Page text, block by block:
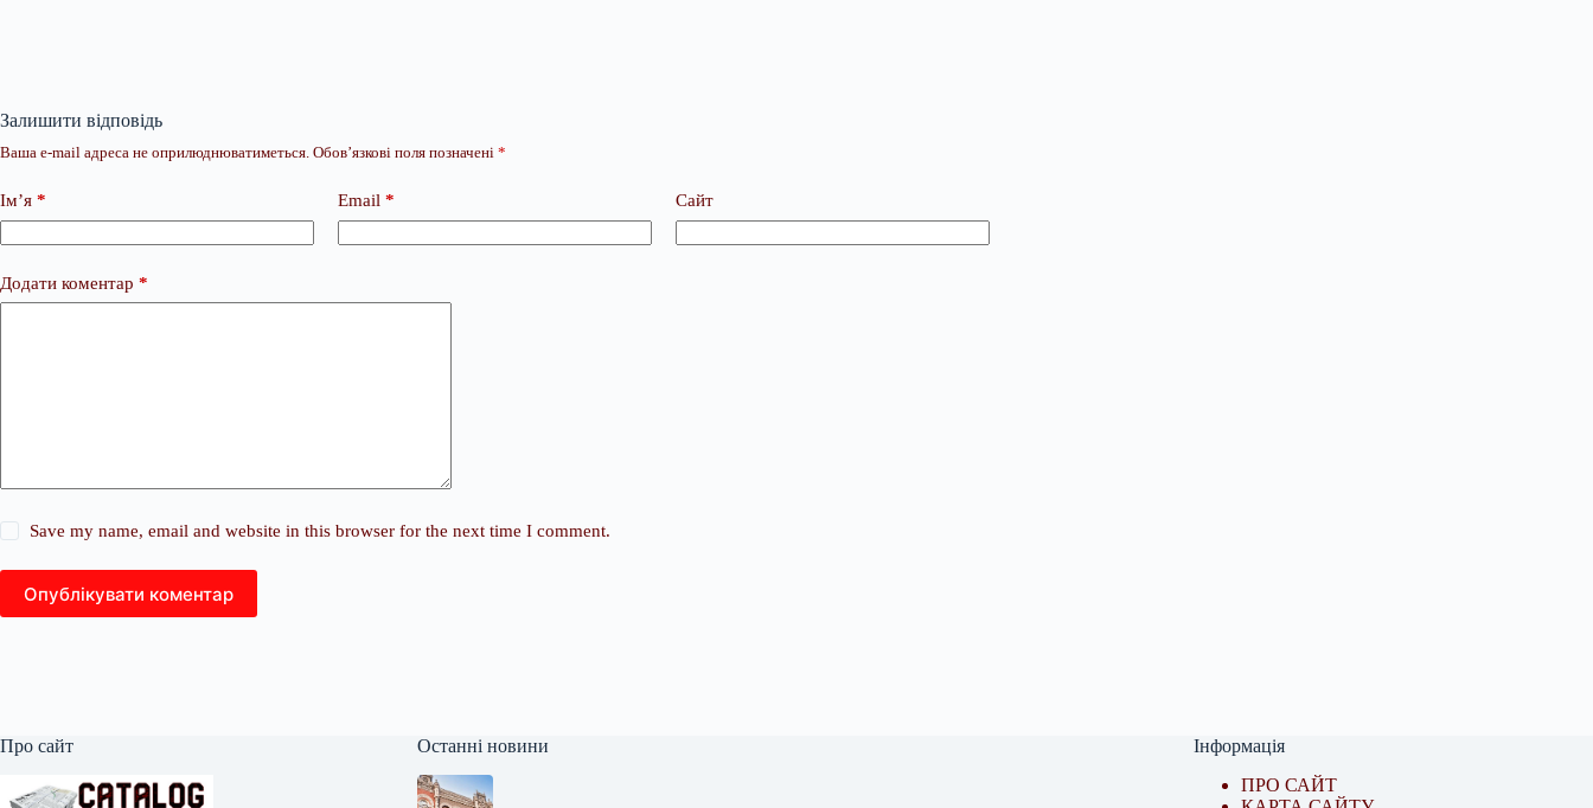
Залишити відповідь
Ваша e-mail адреса не оприлюднюватиметься. Обов’язкові поля позначені *
Ім’я * Email * Сайт
Додати коментар *
Save my name, email and website in this browser for the next time I comment.
Опублікувати коментар
Про сайт Останні новини
Інформація
ПРО САЙТ